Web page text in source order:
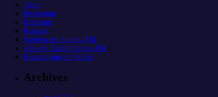
Team
Programm
Empfang
Kontakt
Werben bei Sunray-FM
Jobs bei Radio Sunray-FM
Besuche uns im Studio
Archives